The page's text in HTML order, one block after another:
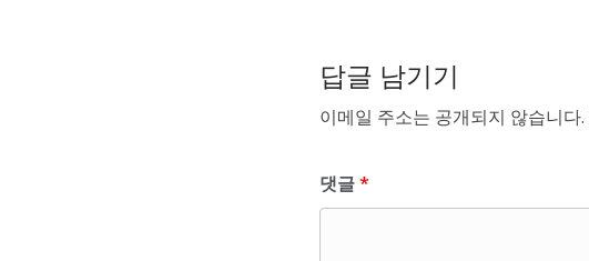
답글 남기기
이메일 주소는 공개되지 않습니다.
댓글*